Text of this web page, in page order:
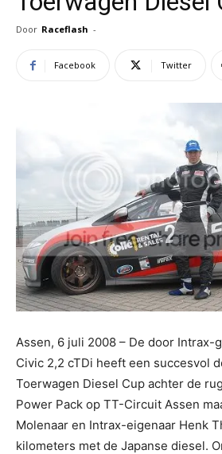
Door Raceflash -
Facebook Twitter
Assen, 6 juli 2008 – De door Intrax-
Civic 2,2 cTDi heeft een succesvol
Toerwagen Diesel Cup achter de
Power Pack op TT-Circuit Assen
Molenaar en Intrax-eigenaar Henk
kilometers met de Japanse diesel.